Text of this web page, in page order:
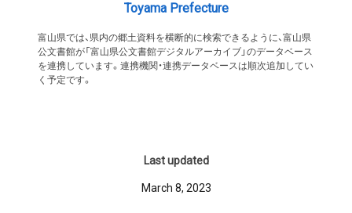
Toyama Prefecture
富山県では、県内の郷土資料を横断的に検索できるように、富山県
公文書館が「富山県公文書館デジタルアーカイブ」のデータベース
を連携しています。連携機関・連携データベースは順次追加してい
く予定です。
Last updated
March 8, 2023